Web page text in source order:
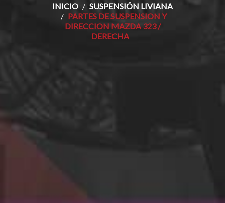
INICIO
SUSPENSIÓN LIVIANA
PARTES DE SUSPENSION Y
DIRECCION MAZDA 323 /
DERECHA